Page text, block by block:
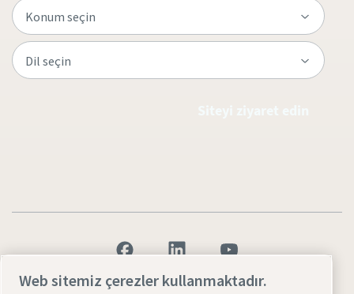
Web sitemiz çerezler kullanmaktadır.